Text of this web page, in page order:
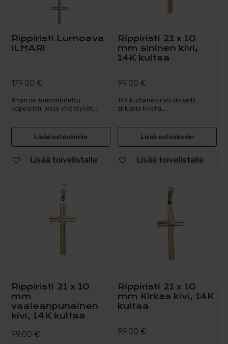
Rippiristi Lumoava
ILMARI
179,00 €
Ilmari on tummennettu
hopearisti, jossa yhdistyvät...
Lisää ostoskoriin
Lisää toivelistalle
Rippiristi 21 x 10
mm sininen kivi,
14K kultaa
99,00 €
14K kultainen risti sinisellä
zirkonia kivellä,...
Lisää ostoskoriin
Lisää toivelistalle
Rippiristi 21 x 10
mm
vaaleanpunainen
kivi, 14K kultaa
99,00 €
Rippiristi 21 x 10
mm Kirkas kivi, 14K
kultaa
99,00 €